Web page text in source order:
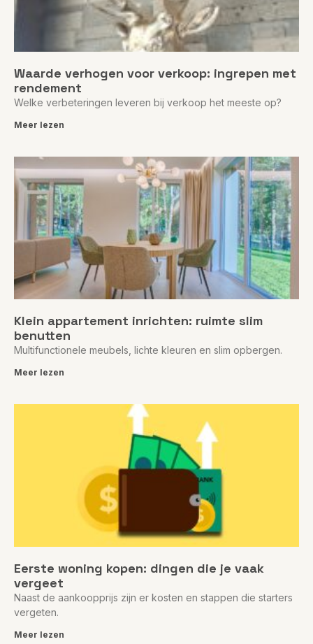
Waarde verhogen voor verkoop: ingrepen met
rendement
Welke verbeteringen leveren bij verkoop het meeste op?
Meer lezen
Klein appartement inrichten: ruimte slim
benutten
Multifunctionele meubels, lichte kleuren en slim opbergen.
Meer lezen
Eerste woning kopen: dingen die je vaak
vergeet
Naast de aankoopprijs zijn er kosten en stappen die starters
vergeten.
Meer lezen